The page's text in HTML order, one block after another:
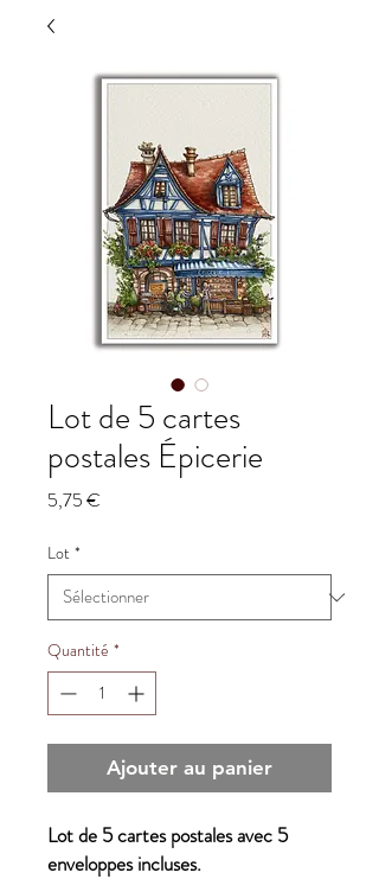
Lot de 5 cartes
postales Épicerie
5,75 €
Lot *
Quantité *
Ajouter au panier
Lot de 5 cartes postales avec 5
enveloppes incluses.